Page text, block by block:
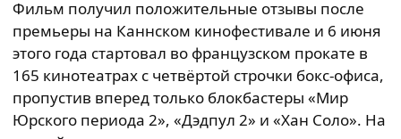
Фильм получил положительные отзывы после
премьеры на Каннском кинофестивале и 6 июня
этого года стартовал во французском прокате в
165 кинотеатрах с четвёртой строчки бокс-офиса,
пропустив вперед только блокбастеры «Мир
Юрского периода 2», «Дэдпул 2» и «Хан Соло». На